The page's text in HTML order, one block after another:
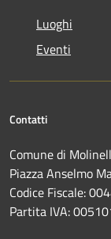
Luoghi
Eventi
Contatti
Comune di
Piazza Anselmo
Codice Fiscale:
Partita IVA: